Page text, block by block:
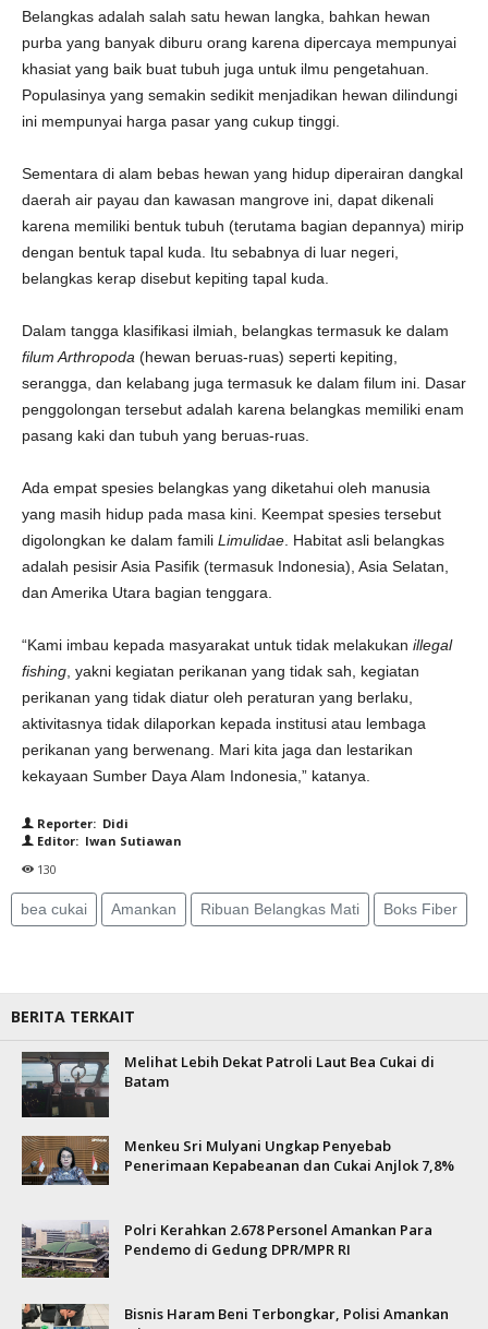
Belangkas adalah salah satu hewan langka, bahkan hewan
purba yang banyak diburu orang karena dipercaya mempunyai
khasiat yang baik buat tubuh juga untuk ilmu pengetahuan.
Populasinya yang semakin sedikit menjadikan hewan dilindungi
ini mempunyai harga pasar yang cukup tinggi.
Sementara di alam bebas hewan yang hidup diperairan dangkal
daerah air payau dan kawasan mangrove ini, dapat dikenali
karena memiliki bentuk tubuh (terutama bagian depannya) mirip
dengan bentuk tapal kuda. Itu sebabnya di luar negeri,
belangkas kerap disebut kepiting tapal kuda.
Dalam tangga klasifikasi ilmiah, belangkas termasuk ke dalam
filum Arthropoda (hewan beruas-ruas) seperti kepiting,
serangga, dan kelabang juga termasuk ke dalam filum ini. Dasar
penggolongan tersebut adalah karena belangkas memiliki enam
pasang kaki dan tubuh yang beruas-ruas.
Ada empat spesies belangkas yang diketahui oleh manusia
yang masih hidup pada masa kini. Keempat spesies tersebut
digolongkan ke dalam famili Limulidae . Habitat asli belangkas
adalah pesisir Asia Pasifik (termasuk Indonesia), Asia Selatan,
dan Amerika Utara bagian tenggara.
“Kami imbau kepada masyarakat untuk tidak melakukan illegal
fishing , yakni kegiatan perikanan yang tidak sah, kegiatan
perikanan yang tidak diatur oleh peraturan yang berlaku,
aktivitasnya tidak dilaporkan kepada institusi atau lembaga
perikanan yang berwenang. Mari kita jaga dan lestarikan
kekayaan Sumber Daya Alam Indonesia,” katanya.
Reporter: Didi
Editor: Iwan Sutiawan
130
bea cukai Amankan Ribuan Belangkas Mati Boks Fiber
BERITA TERKAIT
Melihat Lebih Dekat Patroli Laut Bea Cukai di
Batam
Menkeu Sri Mulyani Ungkap Penyebab
Penerimaan Kepabeanan dan Cukai Anjlok 7,8%
Polri Kerahkan 2.678 Personel Amankan Para
Pendemo di Gedung DPR/MPR RI
Bisnis Haram Beni Terbongkar, Polisi Amankan